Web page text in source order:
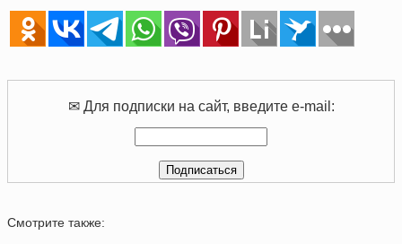
✉ Для подписки на сайт, введите e-mail:
Смотрите также: